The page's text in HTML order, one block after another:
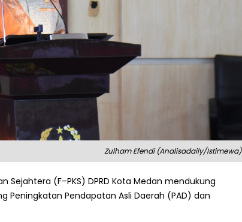
Zulham Efendi (Analisadaily/Istimewa)
Sejahtera (F–PKS) DPRD Kota Medan mendukung
Peningkatan Pendapatan Asli Daerah (PAD) dan